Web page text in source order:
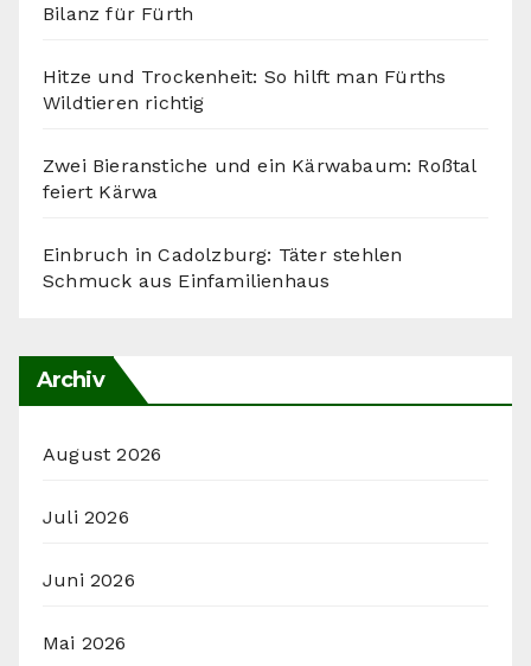
Bilanz für Fürth
Hitze und Trockenheit: So hilft man Fürths
Wildtieren richtig
Zwei Bieranstiche und ein Kärwabaum: Roßtal
feiert Kärwa
Einbruch in Cadolzburg: Täter stehlen
Schmuck aus Einfamilienhaus
Archiv
August 2026
Juli 2026
Juni 2026
Mai 2026